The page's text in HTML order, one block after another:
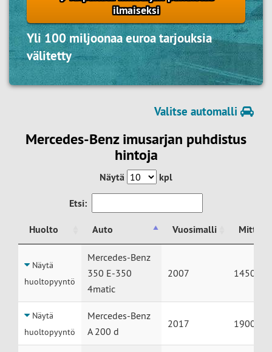
ilmaiseksi
Yli 100 miljoonaa euroa tarjouksia
välitetty
Valitse automalli
Mercedes-Benz imusarjan puhdistus
hintoja
Näytä kpl
Etsi:
Huolto Auto Vuosimalli
Auto
Näytä
huoltopyyntö
Mercedes-Benz
350 E-350
4matic
2007 145000
Näytä
huoltopyyntö
Mercedes-Benz
A 200 d
2017 190000